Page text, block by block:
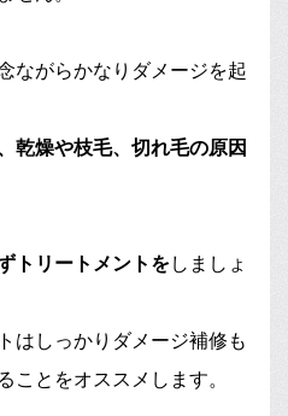
ながらかなりダメージを起
乾燥や枝毛、切れ毛の原因
トリートメントをしましょ
はしっかりダメージ補修も
ことをオススメします。